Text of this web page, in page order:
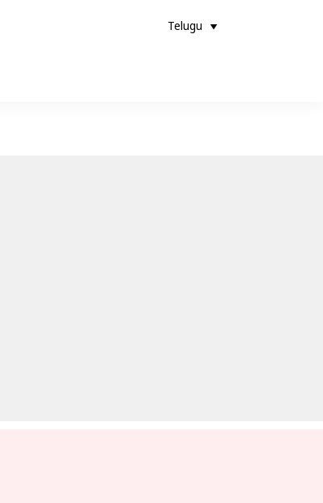
Telugu